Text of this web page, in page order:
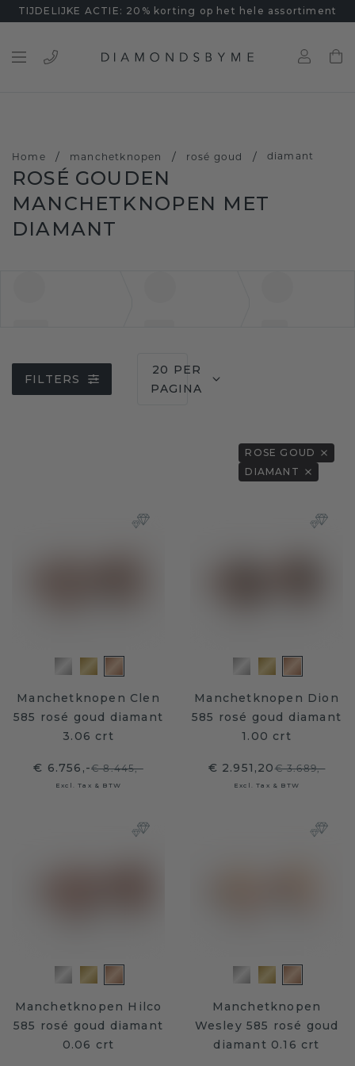
TIJDELIJKE ACTIE: 20% korting op het hele assortiment
Home / manchetknopen / rosé goud / diamant
ROSÉ GOUDEN
MANCHETKNOPEN MET
DIAMANT
FILTERS
20 PER
PAGINA
ROSE GOUD
DIAMANT
Manchetknopen Clen
585 rosé goud diamant
3.06 crt
€ 6.756,-€ 8.445,-
Excl. Tax & BTW
Manchetknopen Dion
585 rosé goud diamant
1.00 crt
€ 2.951,20€ 3.689,-
Excl. Tax & BTW
Manchetknopen Hilco
585 rosé goud diamant
0.06 crt
Manchetknopen
Wesley 585 rosé goud
diamant 0.16 crt